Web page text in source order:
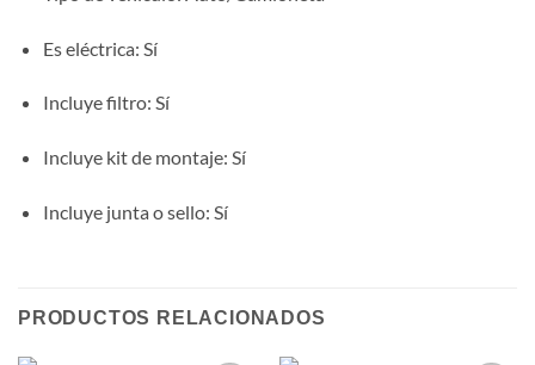
Es eléctrica: Sí
Incluye filtro: Sí
Incluye kit de montaje: Sí
Incluye junta o sello: Sí
PRODUCTOS RELACIONADOS